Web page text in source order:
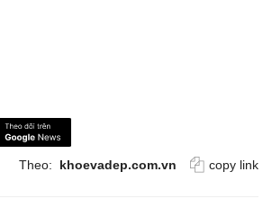
Theo: khoevadep.com.vn copy link